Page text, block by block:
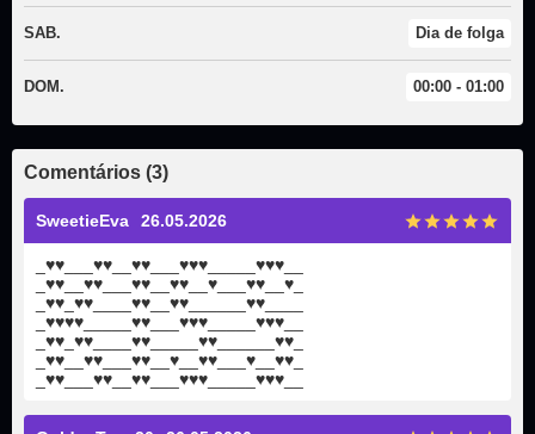
SAB. Dia de folga
DOM. 00:00 - 01:00
Comentários (3)
SweetieEva 26.05.2026
_♥♥___♥♥__♥♥___♥♥♥_____♥♥♥__
_♥♥__♥♥___♥♥__♥♥__♥___♥♥__♥_
_♥♥_♥♥____♥♥__♥♥______♥♥____
_♥♥♥♥_____♥♥___♥♥♥_____♥♥♥__
_♥♥_♥♥____♥♥_____♥♥______♥♥_
_♥♥__♥♥___♥♥__♥__♥♥___♥__♥♥_
_♥♥___♥♥__♥♥___♥♥♥_____♥♥♥__